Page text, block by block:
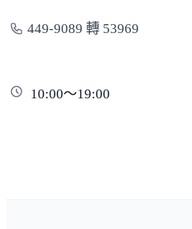
449-9089 轉 53969
10:00～19:00